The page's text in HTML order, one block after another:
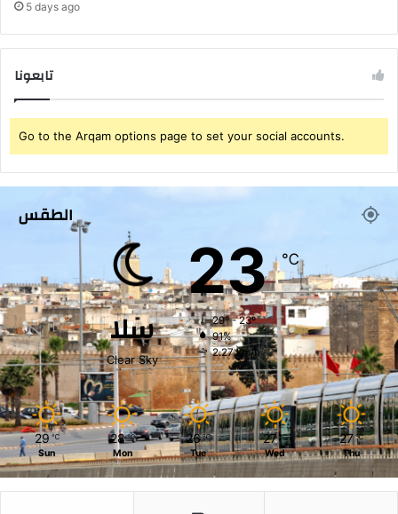
ت
ي
غ
ر
و
إ
م
ا
ر
ا
ت
5 days ago
تابعونا
Go to the Arqam options page to set your social accounts.
الطقس
سلا
Clear Sky
23℃
29º - 23º
91%
2.27 km/h
29 ℃
Sun
28 ℃
Mon
26 ℃
Tue
27 ℃
Wed
27 ℃
Thu